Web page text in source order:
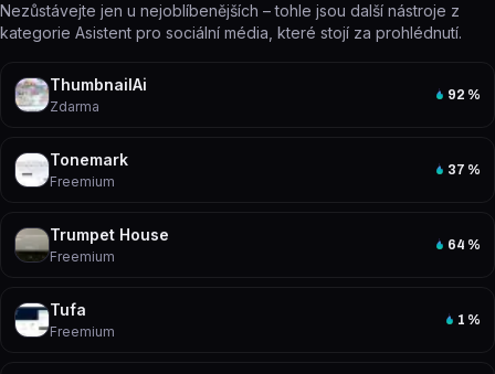
Nezůstávejte jen u nejoblíbenějších – tohle jsou další nástroje z
kategorie Asistent pro sociální média, které stojí za prohlédnutí.
ThumbnailAi
Zdarma
92 %
Tonemark
Freemium
37 %
Trumpet House
Freemium
64 %
Tufa
Freemium
1 %